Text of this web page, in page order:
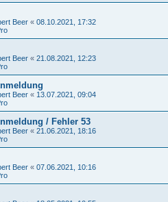
Beer « 08.10.2021, 17:32
Beer « 21.08.2021, 12:23
Beer « 13.07.2021, 09:04
/ Fehler 53
Beer « 21.06.2021, 18:16
Beer « 07.06.2021, 10:16